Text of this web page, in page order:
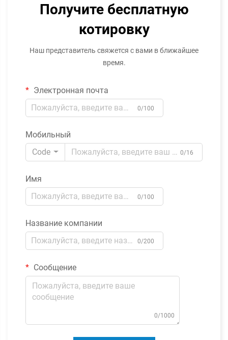
Получите бесплатную
котировку
Наш представитель свяжется с вами в ближайшее
время.
Электронная почта
0/100
Мобильный
Code
0/16
Имя
0/100
Название компании
0/200
Сообщение
0/1000